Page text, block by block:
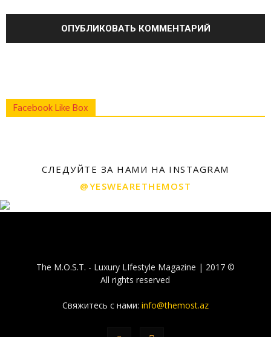
Facebook Like Box
СЛЕДУЙТЕ ЗА НАМИ НА INSTAGRAM
@YESWEARETHEMOST
The M.O.S.T. - Luxury LIfestyle Magazine | 2017 ©
All rights reserved
Свяжитесь с нами: info@themost.az